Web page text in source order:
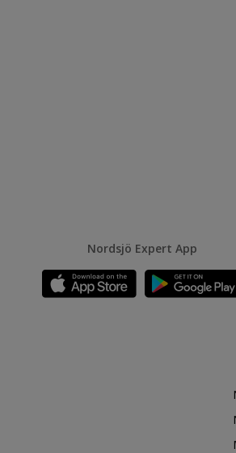
Nordsjö Expert App